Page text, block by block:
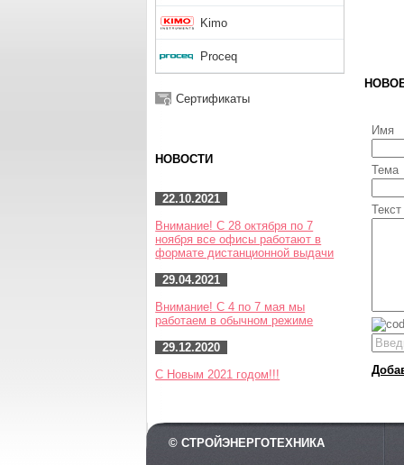
Имя
Тема
Kimo
Proceq
Сертификаты
НОВОСТИ
22.10.2021
Внимание! С 28 октября по 7
ноября все офисы работают в
формате дистанционной выдачи
29.04.2021
Внимание! С 4 по 7 мая мы
работаем в обычном режиме
29.12.2020
С Новым 2021 годом!!!
© СТРОЙЭНЕРГОТЕХНИКА